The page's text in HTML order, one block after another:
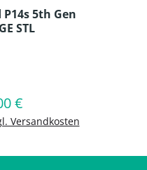
5th Gen
STL
Preis:
€
Versandkosten